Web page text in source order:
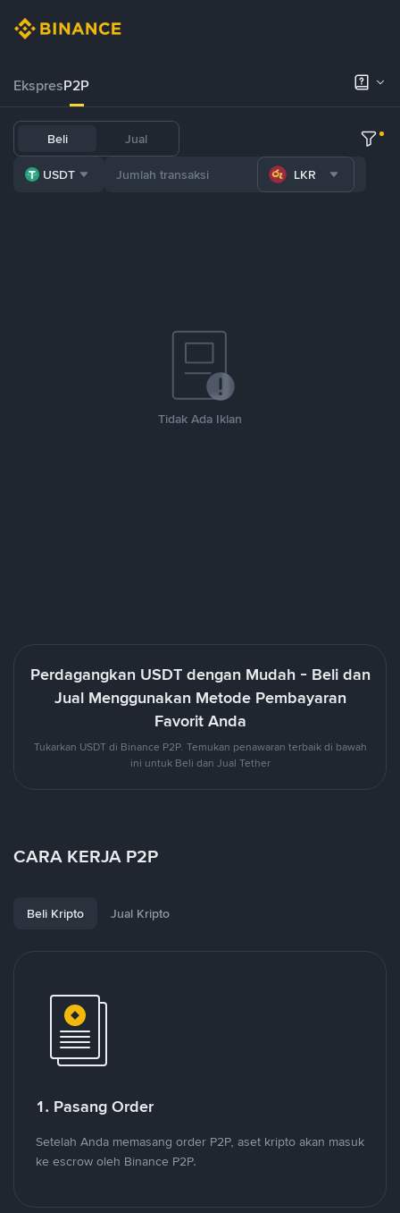
EkspresP2P
Beli Jual
USDT LKR
Tidak Ada Iklan
Perdagangkan USDT dengan Mudah - Beli dan
Jual Menggunakan Metode Pembayaran
Favorit Anda
Tukarkan USDT di Binance P2P. Temukan penawaran terbaik di bawah
ini untuk Beli dan Jual Tether
CARA KERJA P2P
Beli Kripto Jual Kripto
1. Pasang Order
Setelah Anda memasang order P2P, aset kripto akan masuk
ke escrow oleh Binance P2P.